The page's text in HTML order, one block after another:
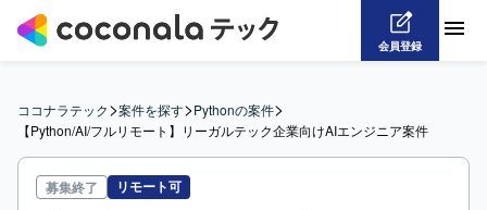
会員登録
ココナラテック>案件を探す>Pythonの案件>
【Python/AI/フルリモート】リーガルテック企業向けAIエンジニア案件
募集終了 リモート可